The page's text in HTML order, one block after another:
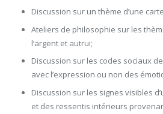
Discussion sur un thème d’une
Ateliers de philosophie sur les
l’argent et autrui;
Discussion sur les codes sociaux
avec l’expression ou non des
Discussion sur les signes visibles
et des ressentis intérieurs